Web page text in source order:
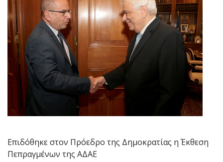
Επιδόθηκε στον Πρόεδρο της Δημοκρατίας η Έκθεση
Πεπραγμένων της ΑΔΑΕ